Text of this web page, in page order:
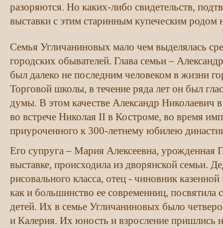
разоряются. Но каких-либо свидетельств,
выставки с этим старинным купеческим родом
Семья Угличаниновых мало чем выделялась
городских обывателей. Глава семьи –
был далеко не последним человеком в жизни
Торговой школы, в течение ряда лет он был
думы. В этом качестве Александр Николаевич
во встрече Николая II в Костроме, во время
приуроченного к 300-летнему юбилею
Его супруга – Мария Алексеевна, урожденная
выставке, происходила из дворянской семьи.
рисовального класса, отец - чиновник
как и большинство ее современниц, посвятила
детей. Их в семье Угличаниновых было
и Калерия. Их юность и взросление пришлись